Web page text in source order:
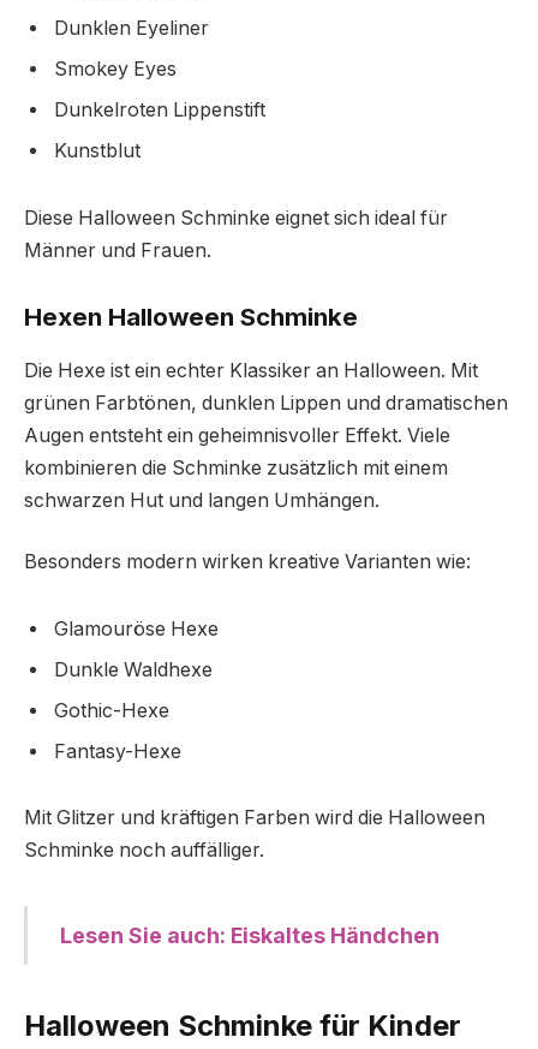
Dunklen Eyeliner
Smokey Eyes
Dunkelroten Lippenstift
Kunstblut
Diese Halloween Schminke eignet sich ideal für
Männer und Frauen.
Hexen Halloween Schminke
Die Hexe ist ein echter Klassiker an Halloween. Mit
grünen Farbtönen, dunklen Lippen und dramatischen
Augen entsteht ein geheimnisvoller Effekt. Viele
kombinieren die Schminke zusätzlich mit einem
schwarzen Hut und langen Umhängen.
Besonders modern wirken kreative Varianten wie:
Glamouröse Hexe
Dunkle Waldhexe
Gothic-Hexe
Fantasy-Hexe
Mit Glitzer und kräftigen Farben wird die Halloween
Schminke noch auffälliger.
Lesen Sie auch: Eiskaltes Händchen
Halloween Schminke für Kinder